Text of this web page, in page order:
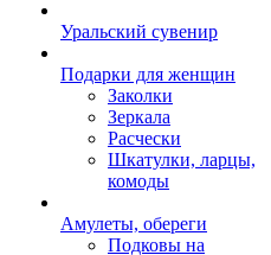
Уральский сувенир
Подарки для женщин
Заколки
Зеркала
Расчески
Шкатулки, ларцы,
комоды
Амулеты, обереги
Подковы на